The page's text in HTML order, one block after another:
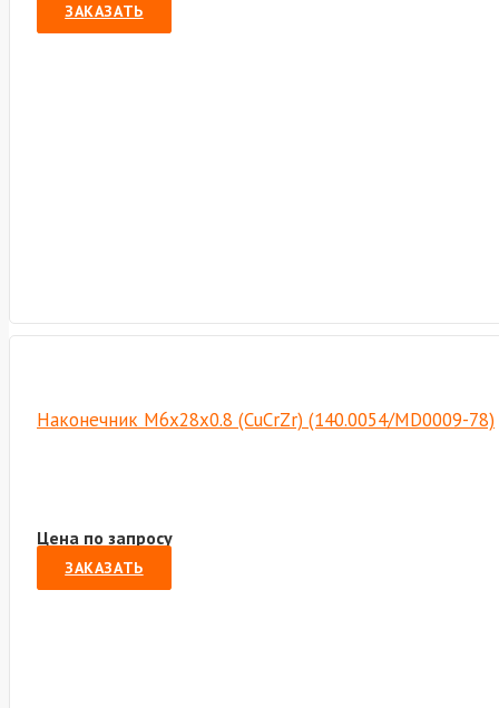
ЗАКАЗАТЬ
Наконечник М6х28х0.8 (CuCrZr) (140.0054/MD0009-78)
Цена по запросу
ЗАКАЗАТЬ